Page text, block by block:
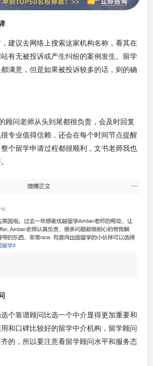
建议去网络上搜索这家机构名称，看其在
有无被投诉或产生纠纷的案例发生。留学
满意，但是如果被投诉较多的话，则的确
顾问老师从头到尾都很负责，会及时回复
专业值得信赖，还会在每个时间节点提醒
个留学申请过程都很顺利，文书老师我也
个靠谱顾问比选一个中介显得更加重要和
和口碑比较好的留学中介机构，留学顾问
的，所以要注意看留学顾问水平和服务态